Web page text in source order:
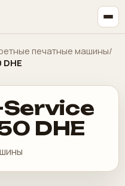
печатные машины/
DHE